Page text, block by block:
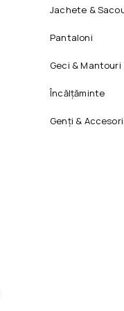
Jachete &
Pantaloni
Geci & Mantouri
Încălțăminte
Genți &